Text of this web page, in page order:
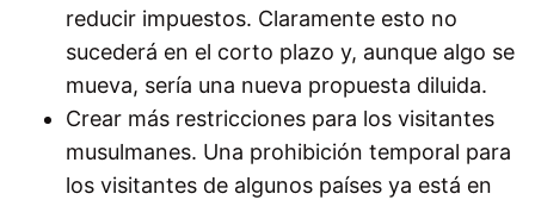
reducir impuestos. Claramente esto no
sucederá en el corto plazo y, aunque algo se
mueva, sería una nueva propuesta diluida.
Crear más restricciones para los visitantes
musulmanes. Una prohibición temporal para
los visitantes de algunos países ya está en